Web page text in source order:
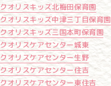
クオリスキッズ北梅田保育園
クオリスキッズ中津三丁目保育園
クオリスキッズ三国本町保育園
クオリスケアセンター城東
クオリスケアセンター生野
クオリスケアセンター住吉
クオリスケアセンター東住吉